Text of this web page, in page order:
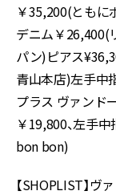
￥35,200(ともに
デニム￥26,400(
パン)ピアス
青山本店)左手中
プラス ヴァンド
￥19,800、左手
bon bon)
【SHOPLIST】ヴ